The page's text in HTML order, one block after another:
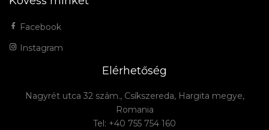
Facebook
Instagram
Elérhetőség
Nagyrét utca 32 szám., Csíkszereda, Hargita megye,
Romania
Tel: +40 755 754 160